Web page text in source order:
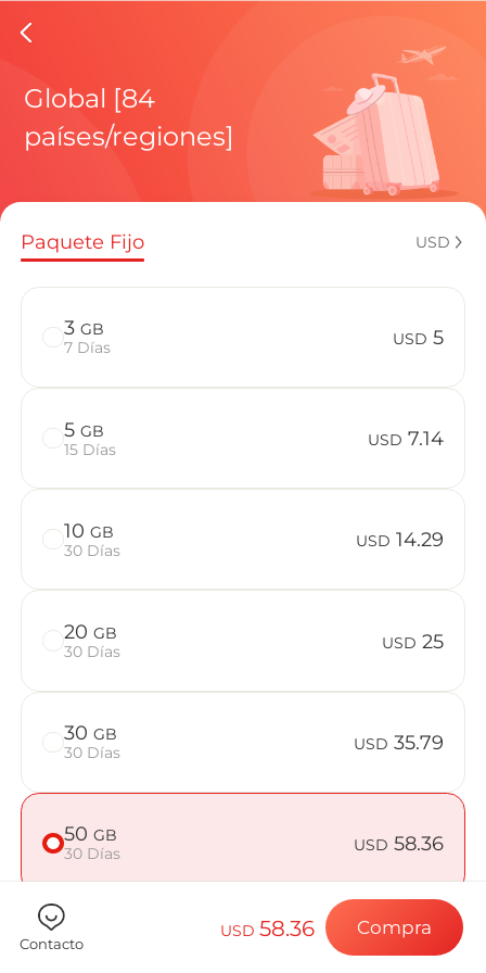
eSIMs
Planes
¿Cómo
Ventajas
Preguntas
Elija su
Instale su
Disfrute de su
Conexión a
Global [84
países/regiones]
Paquete Fijo USD
3 GB
7 Días
USD 5
5 GB
15 Días
USD 7.14
10 GB
30 Días
USD 14.29
20 GB
30 Días
USD 25
30 GB
30 Días
USD 35.79
50 GB
30 Días
USD 58.36
Contacto
USD58.36 Compra